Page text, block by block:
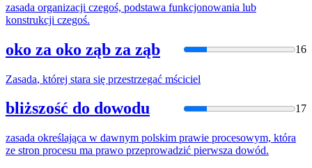
zasada organizacji czegoś, podstawa funkcjonowania lub
konstrukcji czegoś.
oko za oko ząb za ząb 16
Zasada, której stara się przestrzegać mściciel
bliższość do dowodu 17
zasada określająca w dawnym polskim prawie procesowym, która
ze stron procesu ma prawo przeprowadzić pierwsza dowód.